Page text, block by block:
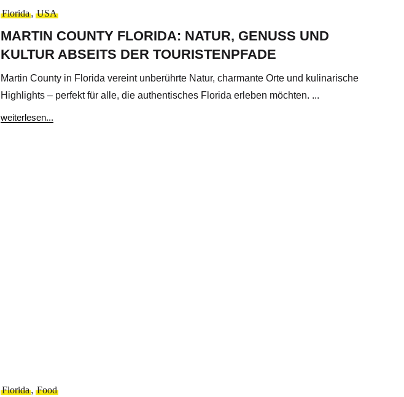
Florida, USA
MARTIN COUNTY FLORIDA: NATUR, GENUSS UND
KULTUR ABSEITS DER TOURISTENPFADE
Martin County in Florida vereint unberührte Natur, charmante Orte und kulinarische
Highlights – perfekt für alle, die authentisches Florida erleben möchten. ...
weiterlesen...
Florida, Food